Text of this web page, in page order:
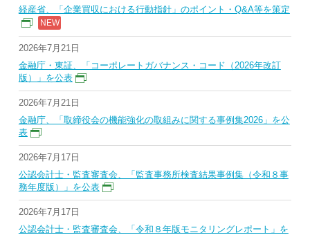
経産省、「企業買収における行動指針」のポイント・Q&A等を策定
2026年7月21日
金融庁・東証、「コーポレートガバナンス・コード（2026年改訂
版）」を公表
2026年7月21日
金融庁、「取締役会の機能強化の取組みに関する事例集2026」を公
表
2026年7月17日
公認会計士・監査審査会、「監査事務所検査結果事例集（令和８事
務年度版）」を公表
2026年7月17日
公認会計士・監査審査会、「令和８年版モニタリングレポート」を